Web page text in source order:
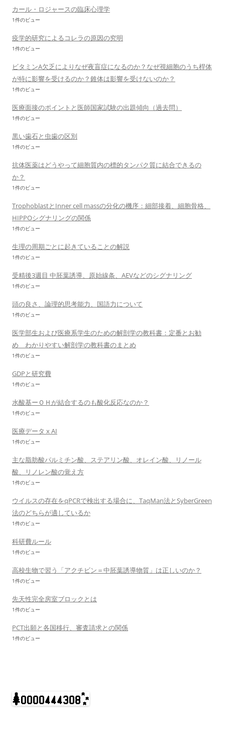
カール・ロジャースの臨床心理学
1件のビュー
疫学的研究によるコレラの原因の究明
1件のビュー
ビタミンA欠乏によりなぜ夜盲症になるのか？なぜ視細胞のうち桿体
が特に影響を受けるのか？錐体は影響を受けないのか？
1件のビュー
医療面接のポイントと医師国家試験の出題傾向（過去問）
1件のビュー
黒い歯石と虫歯の区別
1件のビュー
抗体医薬はどうやって細胞質内の標的タンパク質に結合できるの
か？
1件のビュー
TrophoblastとInner cell massの分化の機序：細部接着、細胞骨格、
HIPPOシグナリングの関係
1件のビュー
生理の周期ごとに起きていることの解説
1件のビュー
受精後3週目 中胚葉誘導、原始線条、AEVなどのシグナリング
1件のビュー
頭の良さ、論理的思考能力、国語力について
1件のビュー
医学部生および医療系学生のための解剖学の教科書：定番とお勧
め わかりやすい解剖学の教科書のまとめ
1件のビュー
GDPと研究費
1件のビュー
水酸基ーＯＨが結合するのも酸化反応なのか？
1件のビュー
医療データ x AI
1件のビュー
主な脂肪酸パルミチン酸、ステアリン酸、オレイン酸、リノール
酸、リノレン酸の覚え方
1件のビュー
ウイルスの存在をqPCRで検出する場合に、TaqMan法とSyberGreen
法のどちらが適しているか
1件のビュー
科研費ルール
1件のビュー
高校生物で習う「アクチビン＝中胚葉誘導物質」は正しいのか？
1件のビュー
先天性完全房室ブロックとは
1件のビュー
PCT出願と各国移行、審査請求との関係
1件のビュー